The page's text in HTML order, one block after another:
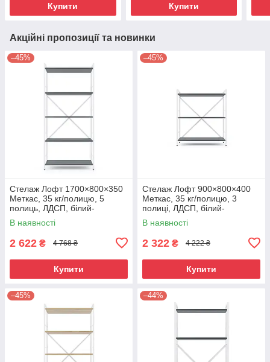
Купити Купити
Акційні пропозиції та новинки
–45%
Стелаж Лофт 1700×800×350
Меткас, 35 кг/полицю, 5
полиць, ЛДСП, білий-
антрацит
В наявності
2 622 ₴ 4 768 ₴
Купити
–45%
Стелаж Лофт 900×800×400
Меткас, 35 кг/полицю, 3
полиці, ЛДСП, білий-
антрацит
В наявності
2 322 ₴ 4 222 ₴
Купити
–45% –44%